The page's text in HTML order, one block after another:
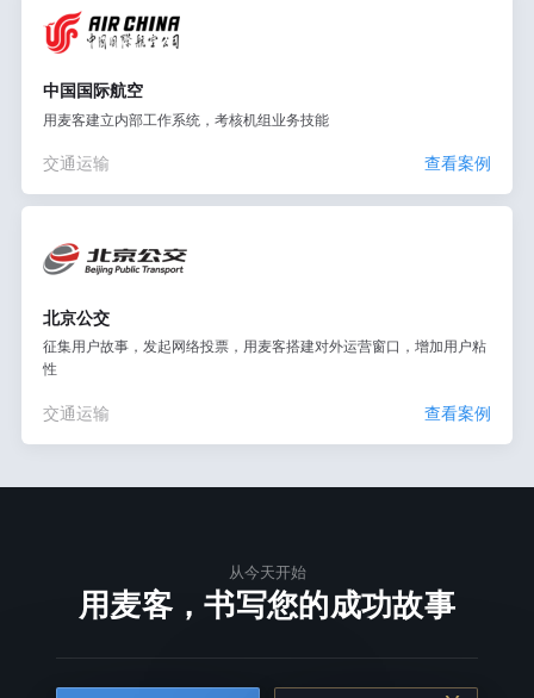
中国国际航空
用麦客建立内部工作系统，考核机组业务技能
交通运输 查看案例
北京公交
征集用户故事，发起网络投票，用麦客搭建对外运营窗口，增加用户粘
性
交通运输 查看案例
从今天开始
用麦客，书写您的成功故事